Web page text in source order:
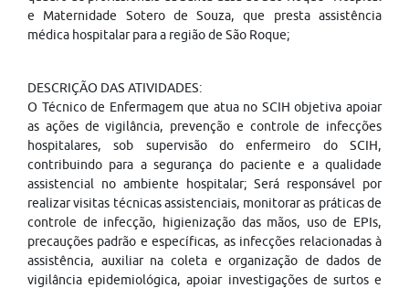
e Maternidade Sotero de Souza, que presta assistência
médica hospitalar para a região de São Roque;
DESCRIÇÃO DAS ATIVIDADES:
O Técnico de Enfermagem que atua no SCIH objetiva apoiar
as ações de vigilância, prevenção e controle de infecções
hospitalares, sob supervisão do enfermeiro do SCIH,
contribuindo para a segurança do paciente e a qualidade
assistencial no ambiente hospitalar; Será responsável por
realizar visitas técnicas assistenciais, monitorar as práticas de
controle de infecção, higienização das mãos, uso de EPIs,
precauções padrão e específicas, as infecções relacionadas à
assistência, auxiliar na coleta e organização de dados de
vigilância epidemiológica, apoiar investigações de surtos e